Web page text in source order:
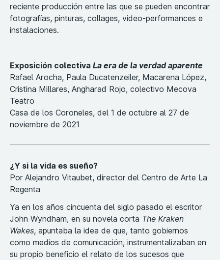
reciente producción entre las que se pueden encontrar
fotografías, pinturas, collages, video-performances e
instalaciones.
Exposición colectiva La era de la verdad aparente
Rafael Arocha, Paula Ducatenzeiler, Macarena López,
Cristina Millares, Angharad Rojo, colectivo Mecova
Teatro
Casa de los Coroneles, del 1 de octubre al 27 de
noviembre de 2021
¿Y si la vida es sueño?
Por Alejandro Vitaubet, director del Centro de Arte La
Regenta
Ya en los años cincuenta del siglo pasado el escritor
John Wyndham, en su novela corta The Kraken
Wakes, apuntaba la idea de que, tanto gobiernos
como medios de comunicación, instrumentalizaban en
su propio beneficio el relato de los sucesos que